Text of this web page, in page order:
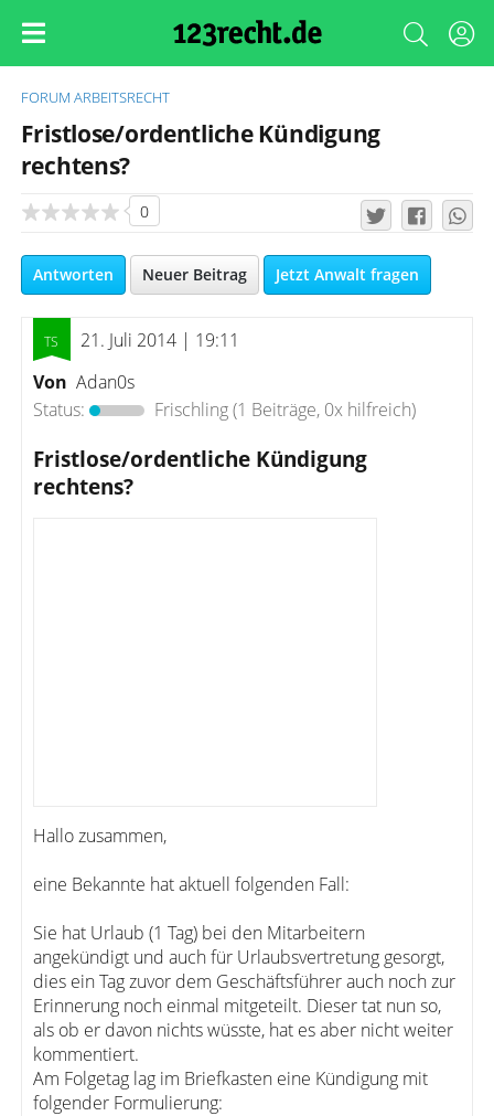
FORUM ARBEITSRECHT
Fristlose/ordentliche Kündigung
rechtens?
0
Antworten Neuer Beitrag Jetzt Anwalt fragen
21. Juli 2014 | 19:11
Von Adan0s
Status:
Frischling(1 Beiträge, 0x hilfreich)
Fristlose/ordentliche Kündigung
rechtens?
Hallo zusammen,
eine Bekannte hat aktuell folgenden Fall:
Sie hat Urlaub (1 Tag) bei den Mitarbeitern
angekündigt und auch für Urlaubsvertretung gesorgt,
dies ein Tag zuvor dem Geschäftsführer auch noch zur
Erinnerung noch einmal mitgeteilt. Dieser tat nun so,
als ob er davon nichts wüsste, hat es aber nicht weiter
kommentiert.
Am Folgetag lag im Briefkasten eine Kündigung mit
folgender Formulierung: